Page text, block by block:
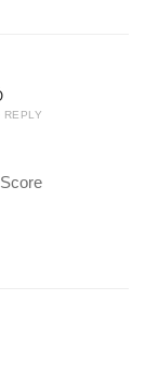
REPLY